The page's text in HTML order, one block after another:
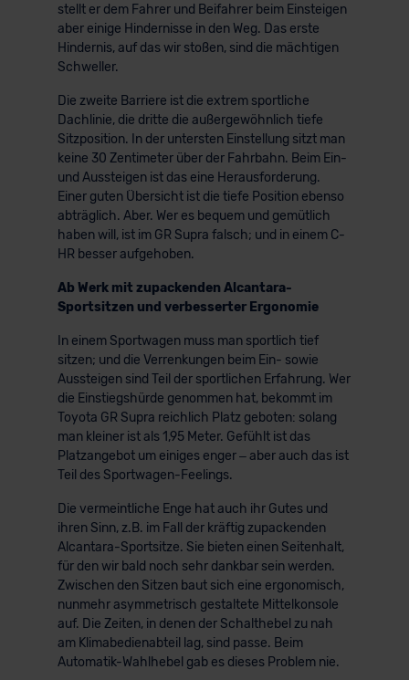
stellt er dem Fahrer und Beifahrer beim Einsteigen
aber einige Hindernisse in den Weg. Das erste
Hindernis, auf das wir stoßen, sind die mächtigen
Schweller.
Die zweite Barriere ist die extrem sportliche
Dachlinie, die dritte die außergewöhnlich tiefe
Sitzposition. In der untersten Einstellung sitzt man
keine 30 Zentimeter über der Fahrbahn. Beim Ein-
und Aussteigen ist das eine Herausforderung.
Einer guten Übersicht ist die tiefe Position ebenso
abträglich. Aber. Wer es bequem und gemütlich
haben will, ist im GR Supra falsch; und in einem C-
HR besser aufgehoben.
Ab Werk mit zupackenden Alcantara-
Sportsitzen und verbesserter Ergonomie
In einem Sportwagen muss man sportlich tief
sitzen; und die Verrenkungen beim Ein- sowie
Aussteigen sind Teil der sportlichen Erfahrung. Wer
die Einstiegshürde genommen hat, bekommt im
Toyota GR Supra reichlich Platz geboten: solang
man kleiner ist als 1,95 Meter. Gefühlt ist das
Platzangebot um einiges enger – aber auch das ist
Teil des Sportwagen-Feelings.
Die vermeintliche Enge hat auch ihr Gutes und
ihren Sinn, z.B. im Fall der kräftig zupackenden
Alcantara-Sportsitze. Sie bieten einen Seitenhalt,
für den wir bald noch sehr dankbar sein werden.
Zwischen den Sitzen baut sich eine ergonomisch,
nunmehr asymmetrisch gestaltete Mittelkonsole
auf. Die Zeiten, in denen der Schalthebel zu nah
am Klimabedienabteil lag, sind passe. Beim
Automatik-Wahlhebel gab es dieses Problem nie.